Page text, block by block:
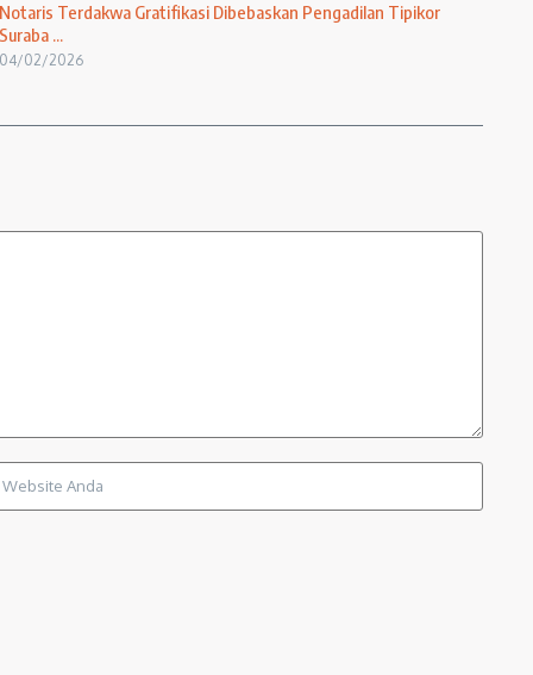
Notaris Terdakwa Gratifikasi Dibebaskan Pengadilan Tipikor
Suraba ...
04/02/2026